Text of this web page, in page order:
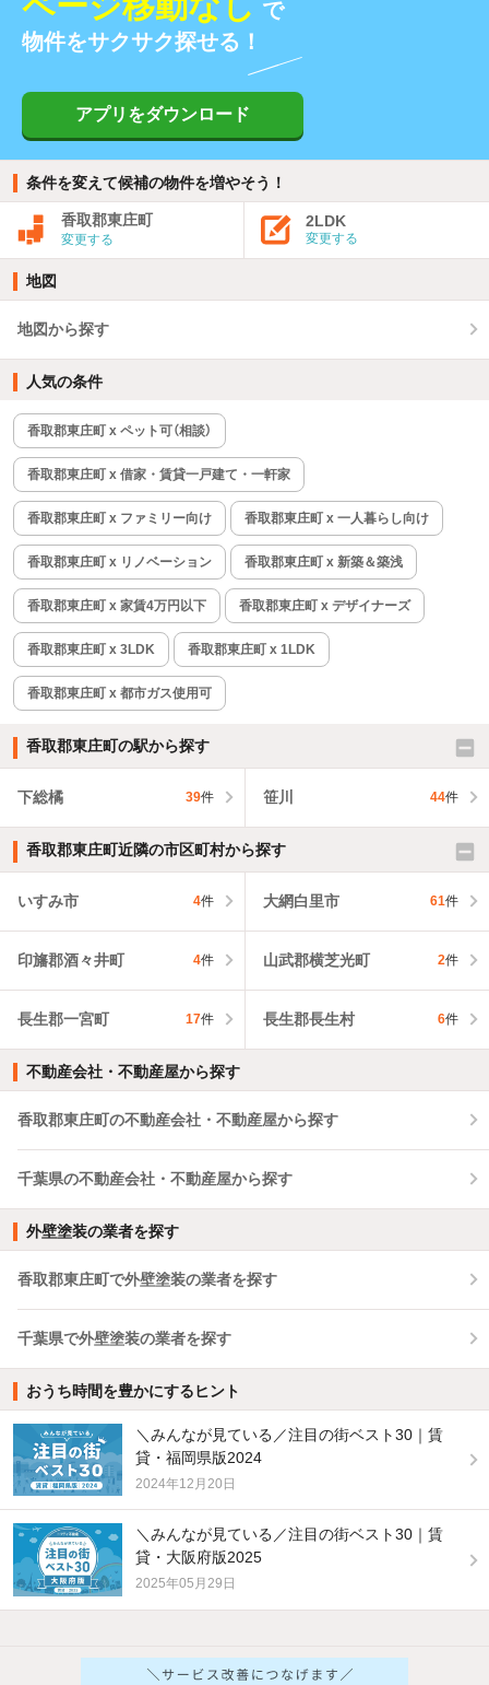
で
物件をサクサク探せる！
アプリをダウンロード
条件を変えて候補の物件を増やそう！
香取郡東庄町
変更する
2LDK
変更する
地図
地図から探す
人気の条件
香取郡東庄町 x ペット可（相談）
香取郡東庄町 x 借家・賃貸一戸建て・一軒家
香取郡東庄町 x ファミリー向け 香取郡東庄町 x 一人暮らし向け
香取郡東庄町 x リノベーション 香取郡東庄町 x 新築＆築浅
香取郡東庄町 x 家賃4万円以下 香取郡東庄町 x デザイナーズ
香取郡東庄町 x 3LDK 香取郡東庄町 x 1LDK
香取郡東庄町 x 都市ガス使用可
香取郡東庄町の駅から探す
下総橘 39件 笹川 44件
香取郡東庄町近隣の市区町村から探す
いすみ市 4件 大網白里市 61件
印旛郡酒々井町 4件 山武郡横芝光町 2件
長生郡一宮町 17件 長生郡長生村 6件
不動産会社・不動産屋から探す
香取郡東庄町の不動産会社・不動産屋から探す
千葉県の不動産会社・不動産屋から探す
外壁塗装の業者を探す
香取郡東庄町で外壁塗装の業者を探す
千葉県で外壁塗装の業者を探す
おうち時間を豊かにするヒント
＼みんなが見ている／注目の街ベスト30｜賃
貸・福岡県版2024
2024年12月20日
＼みんなが見ている／注目の街ベスト30｜賃
貸・大阪府版2025
2025年05月29日
他の人はこんな条件で絞り込んでいます！